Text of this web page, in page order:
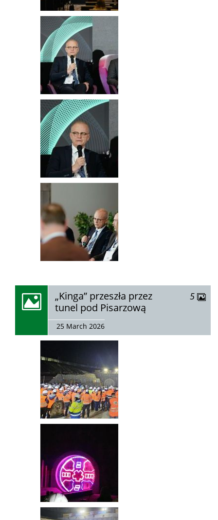
zobacz
galerię:
„Kinga” przeszła przez
tunel pod Pisarzową
25 March 2026
5 zdjęć